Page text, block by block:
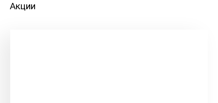
Акции